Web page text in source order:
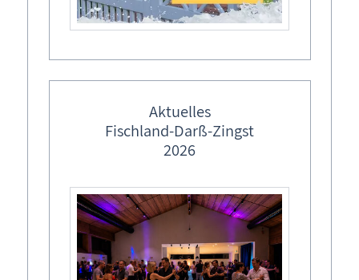
Veranstaltungen
Lebendiger Adventskalender
Evas Sommergarten
07.07.2026, 10:30Uhr- 11:30Uhr
Aktuelles
Fischland-Darß-Zingst
2026